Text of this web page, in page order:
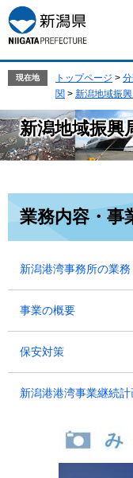
ー
ジ
の
で
す。
ニ
ュ
ー
ば
し
て
本
へ
現在地 トップページ >
関 > 新潟地域振
新潟地域振
業務内容・事
新潟港湾事務所の業務
事業の概要
保安対策
新潟港港湾事業継続計